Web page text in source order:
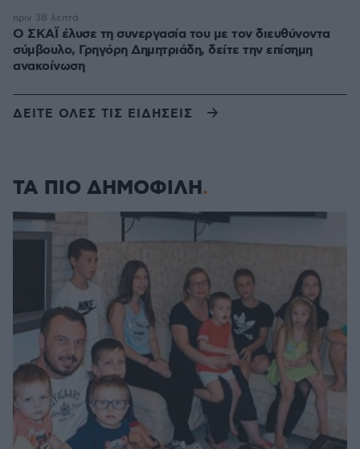
Ο ΣΚΑΪ έλυσε τη συνεργασία του με τον διευθύνοντα
σύμβουλο, Γρηγόρη Δημητριάδη, δείτε την επίσημη
ανακοίνωση
πριν 38 λεπτά
ΔΕΙΤΕ ΟΛΕΣ ΤΙΣ ΕΙΔΗΣΕΙΣ
ΤΑ ΠΙΟ ΔΗΜΟΦΙΛΗ